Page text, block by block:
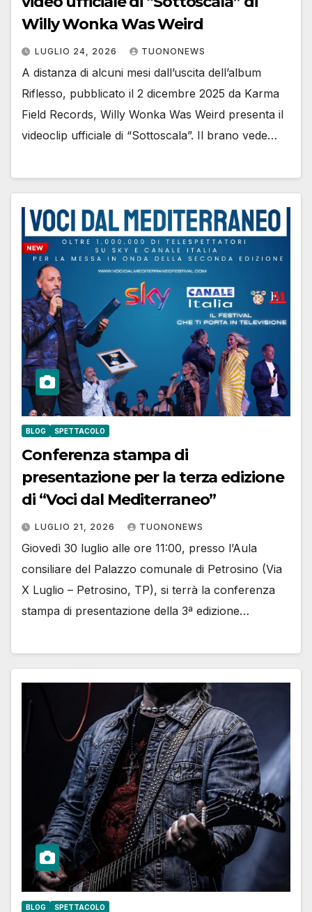
Willy Wonka Was Weird
LUGLIO 24, 2026 TUONONEWS
A distanza di alcuni mesi dall’uscita dell’album
Riflesso, pubblicato il 2 dicembre 2025 da Karma
Field Records, Willy Wonka Was Weird presenta il
videoclip ufficiale di “Sottoscala”. Il brano vede…
BLOG SPETTACOLO
Conferenza stampa di
presentazione per la terza edizione
di “Voci dal Mediterraneo”
LUGLIO 21, 2026 TUONONEWS
Giovedì 30 luglio alle ore 11:00, presso l’Aula
consiliare del Palazzo comunale di Petrosino (Via
X Luglio – Petrosino, TP), si terrà la conferenza
stampa di presentazione della 3ª edizione…
BLOG SPETTACOLO